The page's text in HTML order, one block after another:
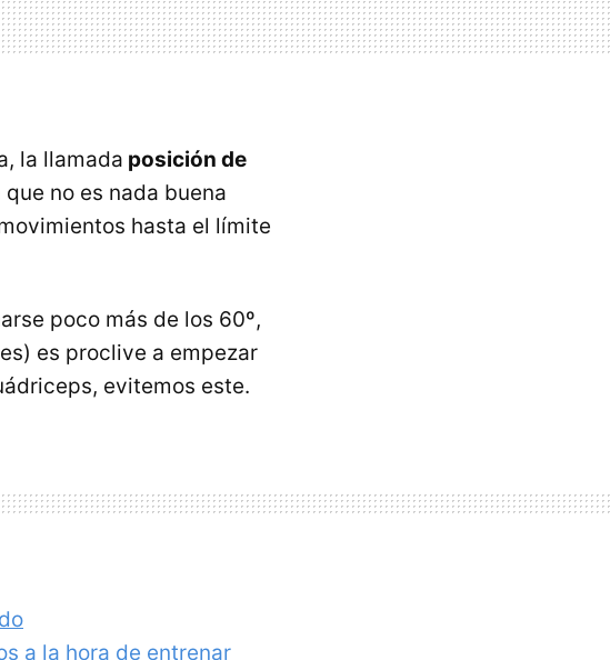
la llamada posición de
no es nada buena
hasta el límite
poco más de los 60º,
es proclive a empezar
evitemos este.
a la hora de entrenar